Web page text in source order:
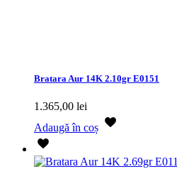
Bratara Aur 14K 2.10gr E0151
1.365,00 lei
Adaugă în coș